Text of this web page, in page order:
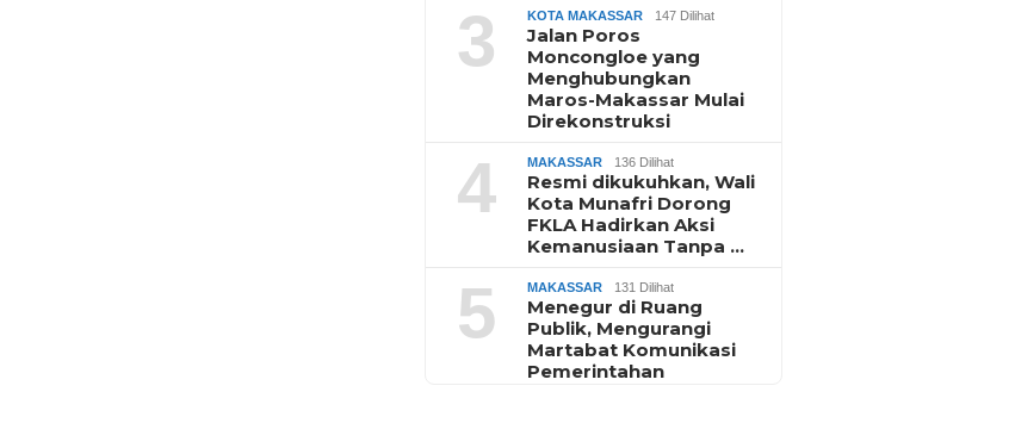
3 KOTA MAKASSAR 147 Dilihat
Jalan Poros
Moncongloe yang
Menghubungkan
Maros-Makassar Mulai
Direkonstruksi
4 MAKASSAR 136 Dilihat
Resmi dikukuhkan, Wali
Kota Munafri Dorong
FKLA Hadirkan Aksi
Kemanusiaan Tanpa …
5 MAKASSAR 131 Dilihat
Menegur di Ruang
Publik, Mengurangi
Martabat Komunikasi
Pemerintahan